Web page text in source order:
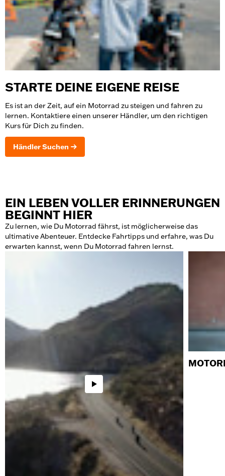
STARTE DEINE EIGENE REISE
Es ist an der Zeit, auf ein Motorrad zu steigen und fahren zu
lernen. Kontaktiere einen unserer Händler, um den richtigen
Kurs für Dich zu finden.
Händler Suchen
EIN LEBEN VOLLER ERINNERUNGEN
BEGINNT HIER
Zu lernen, wie Du Motorrad fährst, ist möglicherweise das
ultimative Abenteuer. Entdecke Fahrtipps und erfahre, was Du
erwarten kannst, wenn Du Motorrad fahren lernst.